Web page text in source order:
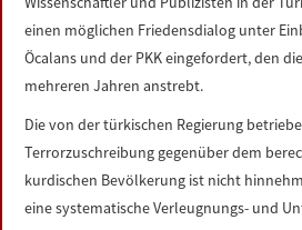
einen möglichen Friedensdialog unter
Öcalans und der PKK eingefordert, den
mehreren Jahren anstrebt.
Die von der türkischen Regierung
Terrorzuschreibung gegenüber dem
kurdischen Bevölkerung ist nicht
eine systematische Verleugnungs- und